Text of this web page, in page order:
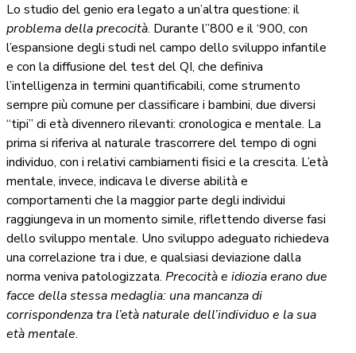
Lo studio del genio era legato a un’altra questione: il
problema della precocità. Durante l’’800 e il ‘900, con
l’espansione degli studi nel campo dello sviluppo infantile
e con la diffusione del test del QI, che definiva
l’intelligenza in termini quantificabili, come strumento
sempre più comune per classificare i bambini, due diversi
“tipi” di età divennero rilevanti: cronologica e mentale. La
prima si riferiva al naturale trascorrere del tempo di ogni
individuo, con i relativi cambiamenti fisici e la crescita. L’età
mentale, invece, indicava le diverse abilità e
comportamenti che la maggior parte degli individui
raggiungeva in un momento simile, riflettendo diverse fasi
dello sviluppo mentale. Uno sviluppo adeguato richiedeva
una correlazione tra i due, e qualsiasi deviazione dalla
norma veniva patologizzata. Precocità e idiozia erano due
facce della stessa medaglia: una mancanza di
corrispondenza tra l’età naturale dell’individuo e la sua
età mentale.